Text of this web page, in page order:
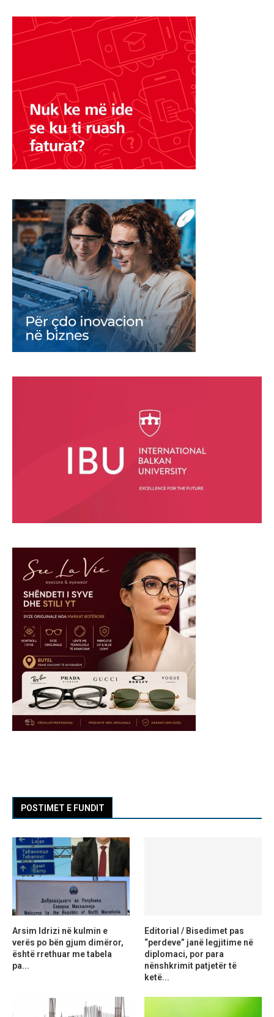
POSTIMET E FUNDIT
Arsim Idrizi në kulmin e
verës po bën gjum dimëror,
është rrethuar me tabela
pa...
Editorial / Bisedimet pas
“perdeve” janë legjitime në
diplomaci, por para
nënshkrimit patjetër të
ketë...